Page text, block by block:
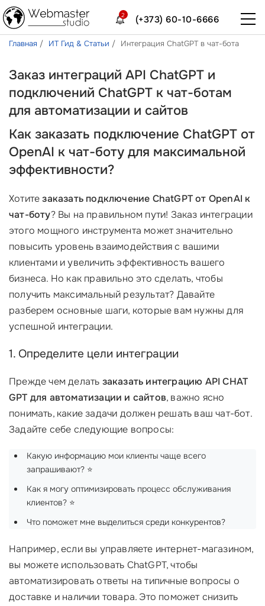
(+373) 60-10-6666
2
Главная ИТ Гид & Статьи Интеграция ChatGPT в чат-бота
Заказ интеграций API ChatGPT и
подключений ChatGPT к чат-ботам
для автоматизации и сайтов
Как заказать подключение ChatGPT от
OpenAI к чат-боту для максимальной
эффективности?
Хотитезаказать подключение ChatGPT от OpenAI к
чат-боту? Вы на правильном пути! Заказ интеграции
этого мощного инструмента может значительно
повысить уровень взаимодействия с вашими
клиентами и увеличить эффективность вашего
бизнеса. Но как правильно это сделать, чтобы
получить максимальный результат? Давайте
разберем основные шаги, которые вам нужны для
успешной интеграции.
1. Определите цели интеграции
Прежде чем делать заказать интеграцию API CHAT
GPT для автоматизации и сайтов, важно ясно
понимать, какие задачи должен решать ваш чат-бот.
Задайте себе следующие вопросы:
Какую информацию мои клиенты чаще всего
запрашивают? ⭐
Как я могу оптимизировать процесс обслуживания
клиентов? ⭐
Что поможет мне выделиться среди конкурентов?
Например, если вы управляете интернет-магазином,
вы можете использовать ChatGPT, чтобы
автоматизировать ответы на типичные вопросы о
доставке и наличии товара. Это поможет снизить